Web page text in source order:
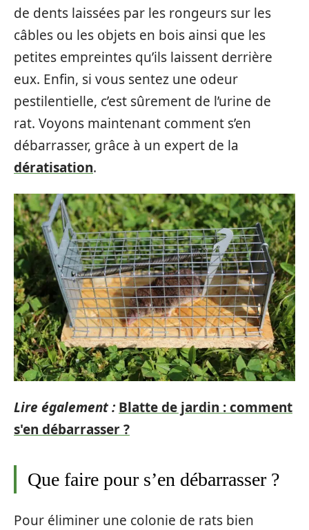
de dents laissées par les rongeurs sur les
câbles ou les objets en bois ainsi que les
petites empreintes qu’ils laissent derrière
eux. Enfin, si vous sentez une odeur
pestilentielle, c’est sûrement de l’urine de
rat. Voyons maintenant comment s’en
débarrasser, grâce à un expert de la
dératisation.
Lire également : Blatte de jardin : comment
s'en débarrasser ?
Que faire pour s’en débarrasser ?
Pour éliminer une colonie de rats bien